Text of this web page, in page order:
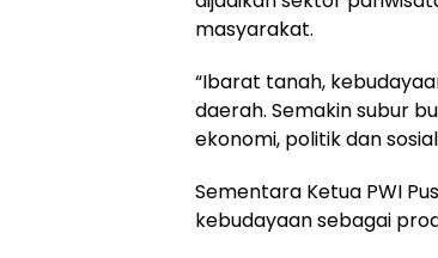
masyarakat.
“Ibarat tanah,
daerah. Semakin subur
ekonomi, politik dan
Sementara Ketua PWI
kebudayaan sebagai